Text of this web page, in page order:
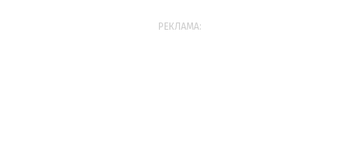
РЕКЛАМА: